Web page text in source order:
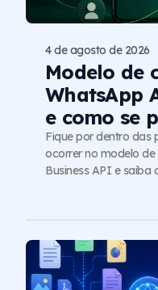
Modelo de
WhatsApp
e como se
4 de agosto de 2026
Fique por dentro das
ocorrer no modelo
Business API e saiba